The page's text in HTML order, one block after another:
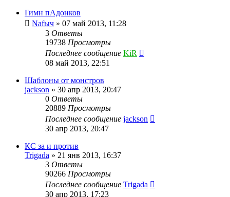
Гимн пАдонков
Nafыч » 07 май 2013, 11:28
3 Ответы
19738 Просмотры
Последнее сообщение KiR
08 май 2013, 22:51
Шаблоны от монстров
jackson » 30 апр 2013, 20:47
0 Ответы
20889 Просмотры
Последнее сообщение jackson
30 апр 2013, 20:47
КС за и против
Trigada » 21 янв 2013, 16:37
3 Ответы
90266 Просмотры
Последнее сообщение Trigada
30 апр 2013, 17:23